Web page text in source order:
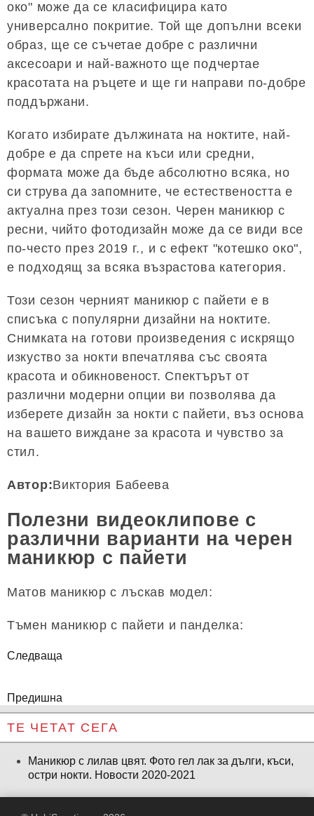
око" може да се класифицира като
универсално покритие. Той ще допълни всеки
образ, ще се съчетае добре с различни
аксесоари и най-важното ще подчертае
красотата на ръцете и ще ги направи по-добре
поддържани.
Когато избирате дължината на ноктите, най-
добре е да спрете на къси или средни,
формата може да бъде абсолютно всяка, но
си струва да запомните, че естествеността е
актуална през този сезон. Черен маникюр с
ресни, чийто фотодизайн може да се види все
по-често през 2019 г., и с ефект "котешко око",
е подходящ за всяка възрастова категория.
Този сезон черният маникюр с пайети е в
списъка с популярни дизайни на ноктите.
Снимката на готови произведения с искрящо
изкуство за нокти впечатлява със своята
красота и обикновеност. Спектърът от
различни модерни опции ви позволява да
изберете дизайн за нокти с пайети, въз основа
на вашето виждане за красота и чувство за
стил.
Автор:Виктория Бабеева
Полезни видеоклипове с
различни варианти на черен
маникюр с пайети
Матов маникюр с лъскав модел:
Тъмен маникюр с пайети и панделка:
Следваща
Предишна
ТЕ ЧЕТАТ СЕГА
Маникюр с лилав цвят. Фото гел лак за дълги, къси,
остри нокти. Новости 2020-2021